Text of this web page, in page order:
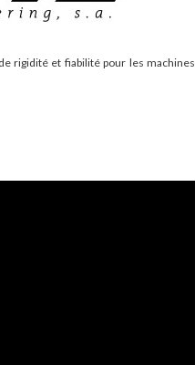
rigidité et fiabilité pour les machines